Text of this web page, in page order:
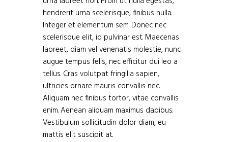
hendrerit urna scelerisque, finibus nulla.
Integer et elementum sem. Donec nec
scelerisque elit, id pulvinar est. Maecenas
laoreet, diam vel venenatis molestie, nunc
augue tempus felis, nec efficitur dui leo a
tellus. Cras volutpat fringilla sapien,
ultricies ornare mauris convallis nec.
Aliquam nec finibus tortor, vitae convallis
enim. Aenean aliquam maximus dapibus.
Vestibulum sollicitudin dolor diam, eu
mattis elit suscipit at.